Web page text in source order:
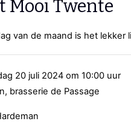
Mooi Twente
van de maand is het
20 juli 2024 om 10:00 uur
brasserie de Passage